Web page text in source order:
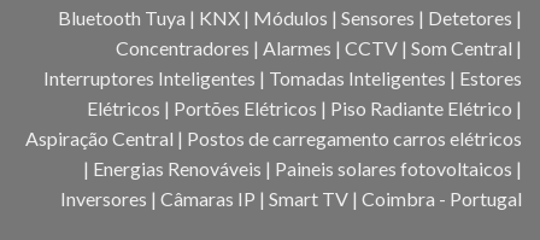
Bluetooth Tuya | KNX | Módulos | Sensores | Detetores |
Concentradores | Alarmes | CCTV | Som Central |
Interruptores Inteligentes | Tomadas Inteligentes | Estores
Elétricos | Portões Elétricos | Piso Radiante Elétrico |
Aspiração Central | Postos de carregamento carros elétricos
| Energias Renováveis | Paineis solares fotovoltaicos |
Inversores | Câmaras IP | Smart TV | Coimbra - Portugal